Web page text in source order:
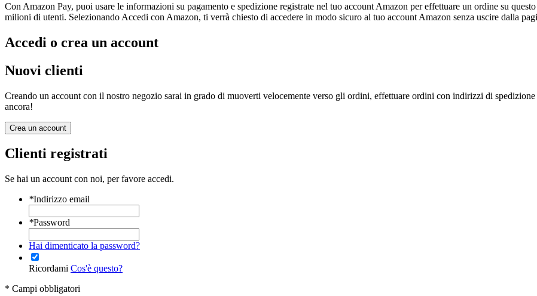
Con Amazon Pay, puoi usare le informazioni su pagamento e spedizione registrate nel tuo account Amazon per effettuare un ordine su
milioni di utenti. Selezionando Accedi con Amazon, ti verrà chiesto di accedere in modo sicuro al tuo account Amazon senza uscire dalla
Accedi o crea un account
Nuovi clienti
Creando un account con il nostro negozio sarai in grado di muoverti velocemente verso gli ordini, effettuare ordini con indirizzi di
ancora!
Crea un account
Clienti registrati
Se hai un account con noi, per favore accedi.
*Indirizzo email
*Password
Hai dimenticato la password?
Ricordami Cos'è questo?
* Campi obbligatori